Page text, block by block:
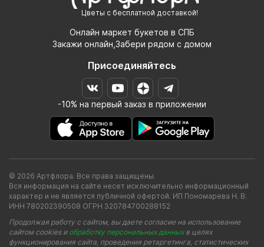
Цветы с бесплатной доставкой!
Онлайн маркет букетов в СПБ
Закажи онлайн,Забери рядом с домом
Присоединяйтесь
-10% на первый заказ в приложении
© 2026 Артфлора. Все права защищены.
Вся информация на сайте несет исключительно информационный
характер и не является публичной офертой. ИП Пономарева Н. В.
ИНН 780202390508 ОГРН 320784700288152
Продолжая работу с сайтом, вы даете согласие на использование
сайтом cookies и обработку персональных данныхв целях
функционирования сайта, проведения ретаргетинга, статистических